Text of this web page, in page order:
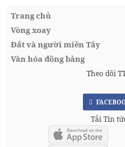
Trang chủ
Vòng xoay
Đất và người miền Tây
Văn hóa đồng bằng
Theo dõi
Tải Tin